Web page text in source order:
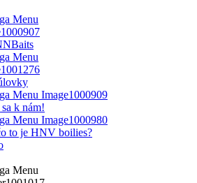
k nám!
to je HNV boilies?